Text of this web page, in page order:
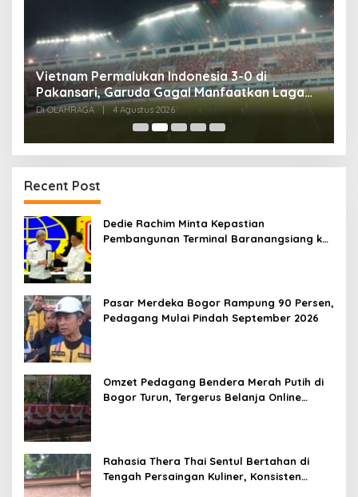
Vietnam Permalukan Indonesia 3-0 di
Pakansari, Garuda Gagal Manfaatkan Laga
Kandang
Di OLAHRAGA 4 Agustus 2026
Recent Post
Dedie Rachim Minta Kepastian
Pembangunan Terminal Baranangsiang ke
Pasar Merdeka Bogor Rampung 90 Persen,
Pedagang Mulai Pindah September 2026
Omzet Pedagang Bendera Merah Putih di
Bogor Turun, Tergerus Belanja Online
Rahasia Thera Thai Sentul Bertahan di
Tengah Persaingan Kuliner, Konsisten